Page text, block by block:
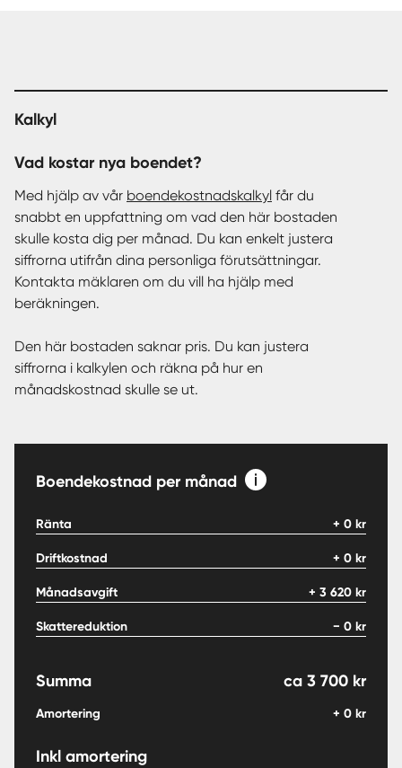
Kalkyl
Vad kostar nya boendet?
Med hjälp av vår boendekostnadskalkyl får du
snabbt en uppfattning om vad den här bostaden
skulle kosta dig per månad. Du kan enkelt justera
siffrorna utifrån dina personliga förutsättningar.
Kontakta mäklaren om du vill ha hjälp med
beräkningen.
Den här bostaden saknar pris. Du kan justera
siffrorna i kalkylen och räkna på hur en
månadskostnad skulle se ut.
Boendekostnad per månad
Ränta + 0 kr
Driftkostnad + 0 kr
Månadsavgift + 3 620 kr
Skattereduktion − 0 kr
Summa ca 3 700 kr
Amortering + 0 kr
Inkl amortering